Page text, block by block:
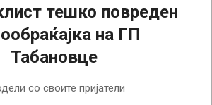
тешко повреден
на ГП
Табановце
со своите пријатели